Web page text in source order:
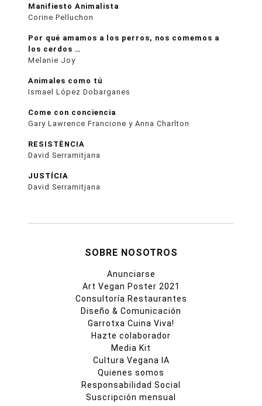
Manifiesto Animalista
Corine Pelluchon
Por qué amamos a los perros, nos comemos a
los cerdos …
Melanie Joy
Animales como tú
Ismael López Dobarganes
Come con conciencia
Gary Lawrence Francione y Anna Charlton
RESISTÈNCIA
David Serramitjana
JUSTÍCIA
David Serramitjana
SOBRE NOSOTROS
Anunciarse
Art Vegan Poster 2021
Consultoría Restaurantes
Diseño & Comunicación
Garrotxa Cuina Viva!
Hazte colaborador
Media Kit
Cultura Vegana IA
Quienes somos
Responsabilidad Social
Suscripción mensual